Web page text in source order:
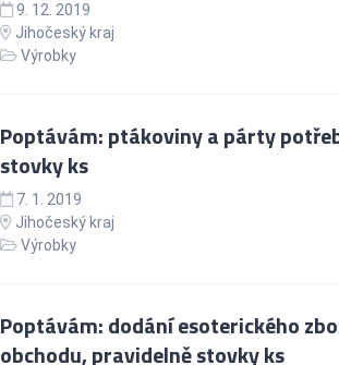
9. 12. 2019
Jihočeský kraj
Výrobky
Poptávám: ptákoviny a párty
stovky ks
7. 1. 2019
Jihočeský kraj
Výrobky
Poptávám: dodání esoterického
obchodu, pravidelně stovky ks